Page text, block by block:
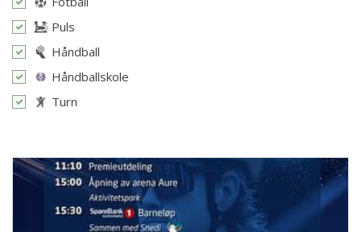
Puls
Håndball
Håndballskole
Turn